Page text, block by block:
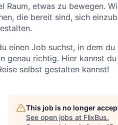
Raum, etwas zu bewegen.
die bereit sind, sich
einen Job suchst, in dem
genau richtig. Hier kannst
selbst gestalten kannst!
This job is no longer
See open jobs at FlixBus.